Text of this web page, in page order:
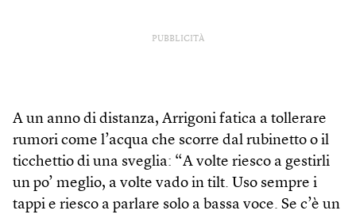
PUBBLICITÀ
A un anno di distanza, Arrigoni fatica a tollerare
rumori come l’acqua che scorre dal rubinetto o il
ticchettio di una sveglia: “A volte riesco a gestirli
un po’ meglio, a volte vado in tilt. Uso sempre i
tappi e riesco a parlare solo a bassa voce. Se c’è un